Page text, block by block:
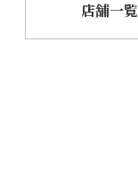
店舗一覧